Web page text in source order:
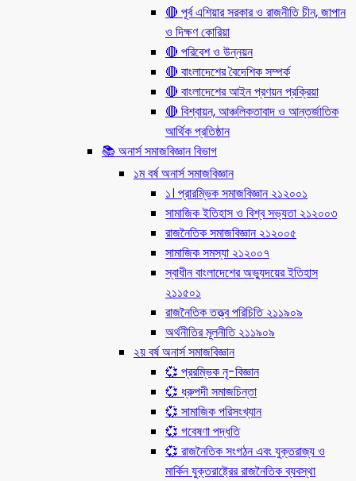
🔴 পূর্ব এশিয়ার সরকার ও রাজনীতি চীন, জাপান
ও দিক্ষণ কোরিয়া
🔴 পরিবেশ ও উন্নয়ন
🔴 বাংলাদেশের বৈদেশিক সম্পর্ক
🔴 বাংলাদেশের আইন প্রণয়ন প্রক্রিয়া
🔴 বিশ্বায়ন, আঞ্চলিকতাবাদ ও আন্তর্জাতিক
আর্থিক প্রতিষ্ঠান
📚 অনার্স সমাজবিজ্ঞান বিভাগ
১ম বর্ষ অনার্স সমাজবিজ্ঞান
১। প্রারম্ভিক সমাজবিজ্ঞান ২১২০০১
সামাজিক ইতিহাস ও বিশ্ব সভ্যতা ২১২০০৩
রাজনৈতিক সমাজবিজ্ঞান ২১২০০৫
সামাজিক সমস্যা ২১২০০৭
স্বাধীন বাংলাদেশের অভ্যুদয়ের ইতিহাস
২১১৫০১
রাজনৈতিক তত্ত্ব পরিচিতি ২১১৯০৯
অর্থনীতির মূলনীতি ২১১৯০৯
২য় বর্ষ অনার্স সমাজবিজ্ঞান
💞 প্ররম্ভিক নৃ-বিজ্ঞান
💞 ধ্রুপদী সমাজচিন্তা
💞 সামাজিক পরিসংখ্যান
💞 গবেষণা পদ্ধতি
💞 রাজনৈতিক সংগঠন এবং যুক্তরাজ্য ও
মার্কিন যুক্তরাষ্ট্রের রাজনৈতিক ব্যবস্থা